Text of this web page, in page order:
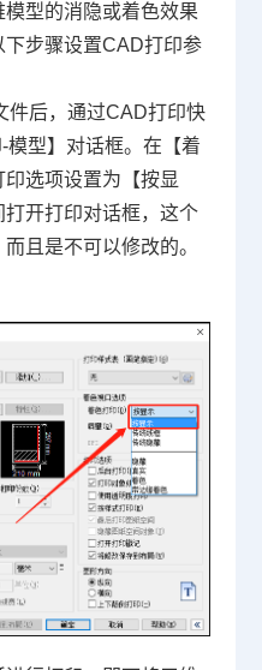
型的消隐或着色效果
步骤设置CAD打印参
件后，通过CAD打印快
模型】对话框。在【着
选项设置为【按显
开打印对话框，这个
且是不可以修改的。